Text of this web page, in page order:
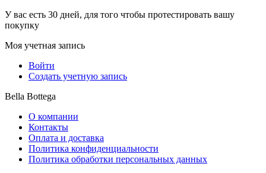
У вас есть 30 дней, для того чтобы протестировать вашу
покупку
Моя учетная запись
Войти
Создать учетную запись
Bella Bottega
О компании
Контакты
Оплата и доставка
Политика конфиденциальности
Политика обработки персональных данных